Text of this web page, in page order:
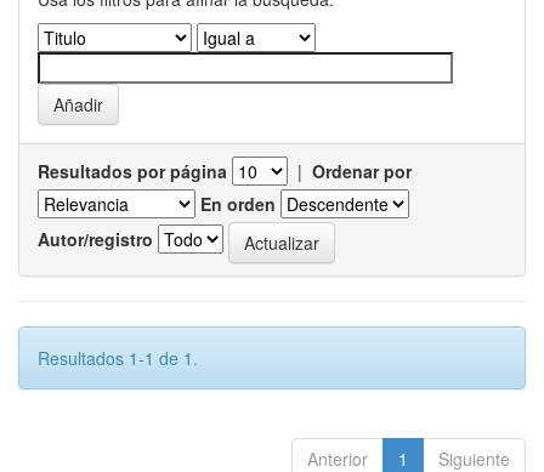
Resultados por página | Ordenar por
En orden
Autor/registro
Resultados 1-1 de 1.
Anterior 1 Siguiente